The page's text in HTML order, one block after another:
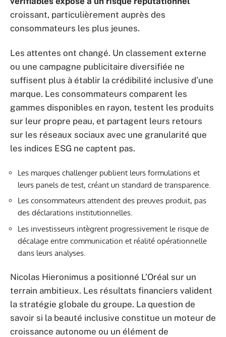
croissant, particulièrement auprès des
consommateurs les plus jeunes.
Les attentes ont changé. Un classement externe
ou une campagne publicitaire diversifiée ne
suffisent plus à établir la crédibilité inclusive d’une
marque. Les consommateurs comparent les
gammes disponibles en rayon, testent les produits
sur leur propre peau, et partagent leurs retours
sur les réseaux sociaux avec une granularité que
les indices ESG ne captent pas.
Les marques challenger publient leurs formulations et
leurs panels de test, créant un standard de transparence.
Les consommateurs attendent des preuves produit, pas
des déclarations institutionnelles.
Les investisseurs intègrent progressivement le risque de
décalage entre communication et réalité opérationnelle
dans leurs analyses.
Nicolas Hieronimus a positionné L’Oréal sur un
terrain ambitieux. Les résultats financiers valident
la stratégie globale du groupe. La question de
savoir si la beauté inclusive constitue un moteur de
croissance autonome ou un élément de